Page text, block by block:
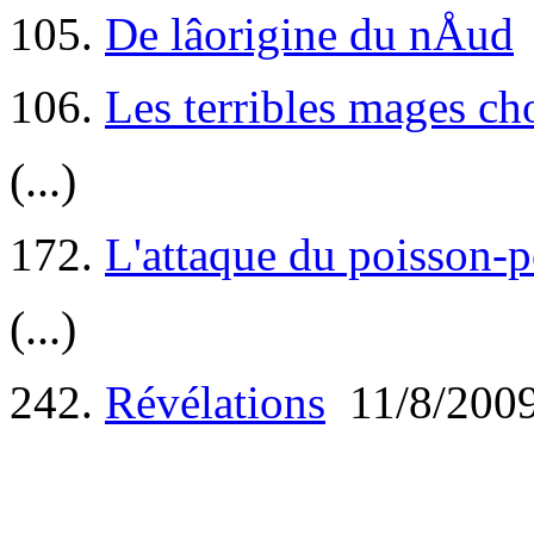
105. De lâorigine du nÅud
106. Les terribles mages
(...)
172. L'attaque du poisson-
(...)
242. Révélations 11/8/